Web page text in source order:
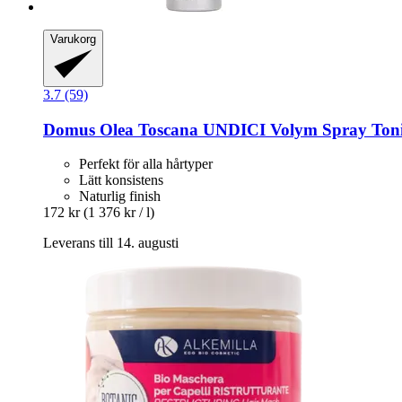
Varukorg
3.7 (59)
Domus Olea Toscana UNDICI Volym Spray
Perfekt för alla hårtyper
Lätt konsistens
Naturlig finish
172 kr (1 376 kr / l)
Leverans till 14. augusti